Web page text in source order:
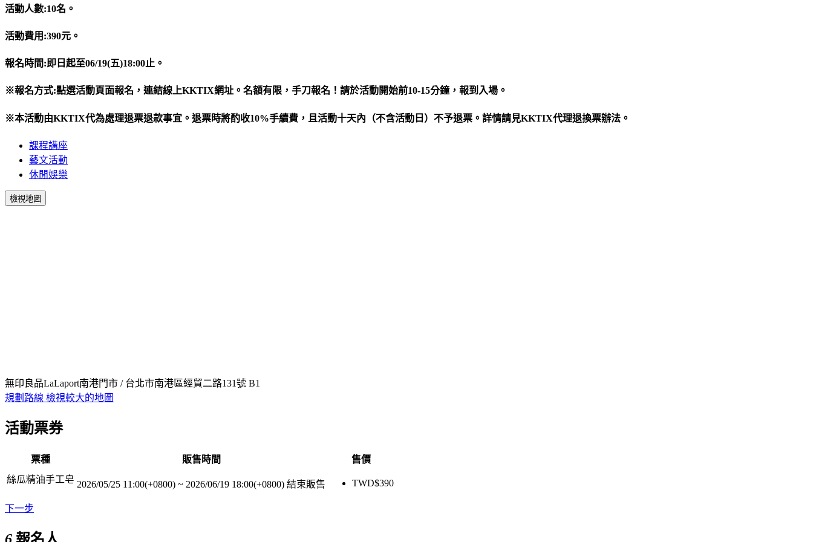
活動人數:10名。
活動費用:390元。
報名時間:即日起至06/19(五)18:00止。
※報名方式:點選活動頁面報名，連結線上KKTIX網址。名額有限，手刀報名！請於活動開始前10-15分鐘，報到入場。
※本活動由KKTIX代為處理退票退款事宜。退票時將酌收10%手續費，且活動十天內（不含活動日）不予退票。詳情請見KKTIX代理退換票辦法。
課程講座
藝文活動
休閒娛樂
檢視地圖
無印良品LaLaport南港門市 / 台北市南港區經貿二路131號 B1
規劃路線 檢視較大的地圖
活動票券
票種 販售時間
售價
絲瓜精油手工皂 2026/05/25 11:00(+0800) ~ 2026/06/19 18:00(+0800) 結束販售 TWD$390
下一步
6 報名人